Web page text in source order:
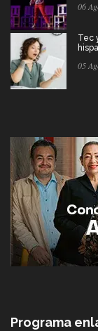
06
Tec
05
Programa